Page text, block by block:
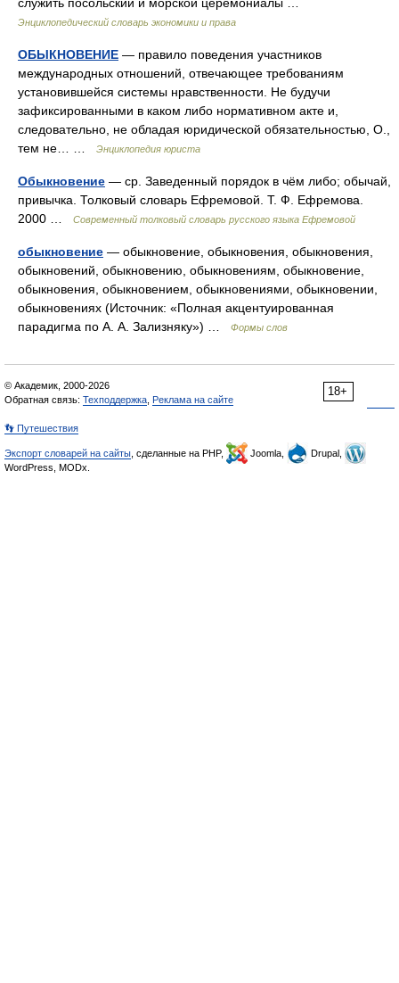
Энциклопедический словарь экономики и права
ОБЫКНОВЕНИЕ — правило поведения участников
международных отношений, отвечающее требованиям
установившейся системы нравственности. Не будучи
зафиксированными в каком либо нормативном акте и,
следовательно, не обладая юридической обязательностью, О.,
тем не… …
Энциклопедия юриста
Обыкновение — ср. Заведенный порядок в чём либо; обычай,
привычка. Толковый словарь Ефремовой. Т. Ф. Ефремова.
2000 …
Современный толковый словарь русского языка Ефремовой
обыкновение — обыкновение, обыкновения, обыкновения,
обыкновений, обыкновению, обыкновениям, обыкновение,
обыкновения, обыкновением, обыкновениями, обыкновении,
обыкновениях (Источник: «Полная акцентуированная
парадигма по А. А. Зализняку») …
Формы слов
18+
© Академик, 2000-2026
Обратная связь: Техподдержка Реклама на сайте
👣 Путешествия
Экспорт словарей на сайты , сделанные на PHP, Joomla,
Drupal,
WordPress, MODx.